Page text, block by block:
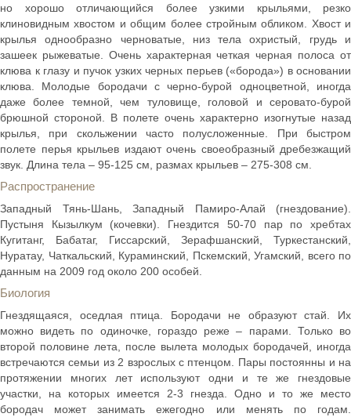
но хорошо отличающийся более узкими крыльями, резко
клиновидным хвостом и общим более стройным обликом. Хвост и
крылья однообразно черноватые, низ тела охристый, грудь и
зашеек рыжеватые. Очень характерная четкая черная полоса от
клюва к глазу и пучок узких черных перьев («борода») в основании
клюва. Молодые бородачи с черно-бурой одноцветной, иногда
даже более темной, чем туловище, головой и серовато-бурой
брюшной стороной. В полете очень характерно изогнутые назад
крылья, при скольжении часто полусложенные. При быстром
полете перья крыльев издают очень своеобразный дребезжащий
звук. Длина тела – 95-125 см, размах крыльев – 275-308 см.
Распространение
Западный Тянь-Шань, Западный Памиро-Алай (гнездование).
Пустыня Кызылкум (кочевки). Гнездится 50-70 пар по хребтах
Кугитанг, Бабатаг, Гиссарский, Зерафшанский, Туркестанский,
Нуратау, Чаткальский, Кураминский, Пскемский, Угамский, всего по
данным на 2009 год около 200 особей.
Биология
Гнездящаяся, оседлая птица. Бородачи не образуют стай. Их
можно видеть по одиночке, гораздо реже – парами. Только во
второй половине лета, после вылета молодых бородачей, иногда
встречаются семьи из 2 взрослых с птенцом. Пары постоянны и на
протяжении многих лет используют одни и те же гнездовые
участки, на которых имеется 2-3 гнезда. Одно и то же место
бородач может занимать ежегодно или менять по годам.